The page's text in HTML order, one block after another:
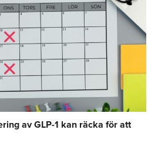
av GLP-1 kan räcka för att